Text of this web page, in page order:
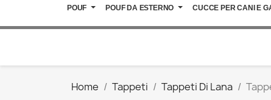
POUF POUF DA ESTERNO CUCCE PER CANI E
Home Tappeti Tappeti Di Lana